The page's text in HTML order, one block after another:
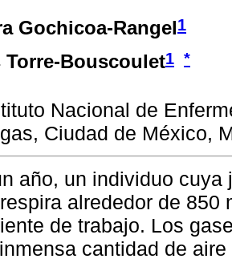
Gochicoa-Rangel1
Torre-Bouscoulet1 *
Nacional de
Ciudad de México,
año, un individuo
alrededor de 850
de trabajo. Los
cantidad de